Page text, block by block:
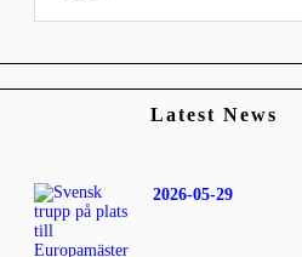
Latest News
2026-05-29